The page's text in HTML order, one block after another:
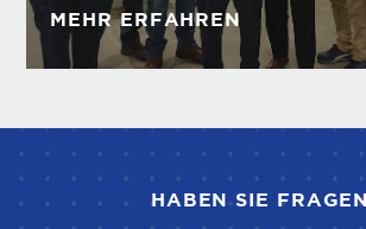
MEHR ERFAHREN
HABEN SIE